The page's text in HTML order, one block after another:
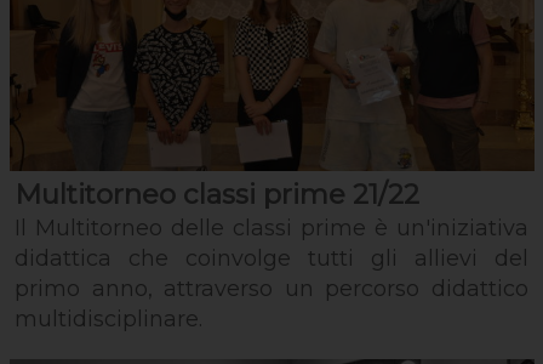
Multitorneo classi prime 21/22
Il Multitorneo delle classi prime è un'iniziativa
didattica che coinvolge tutti gli allievi del
primo anno, attraverso un percorso didattico
multidisciplinare.